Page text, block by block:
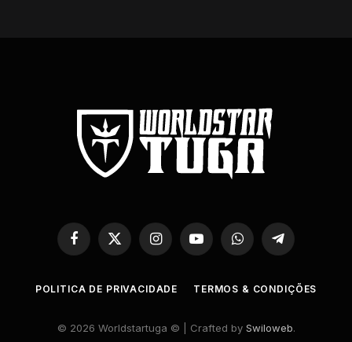
Facebook
X
InstagramYouTubeWhatsAppTelegram
POLITICA DE PRIVACIDADE TERMOS & CONDIÇÕES
© 2026 Worldstartuga © | Crafted by Swiloweb.